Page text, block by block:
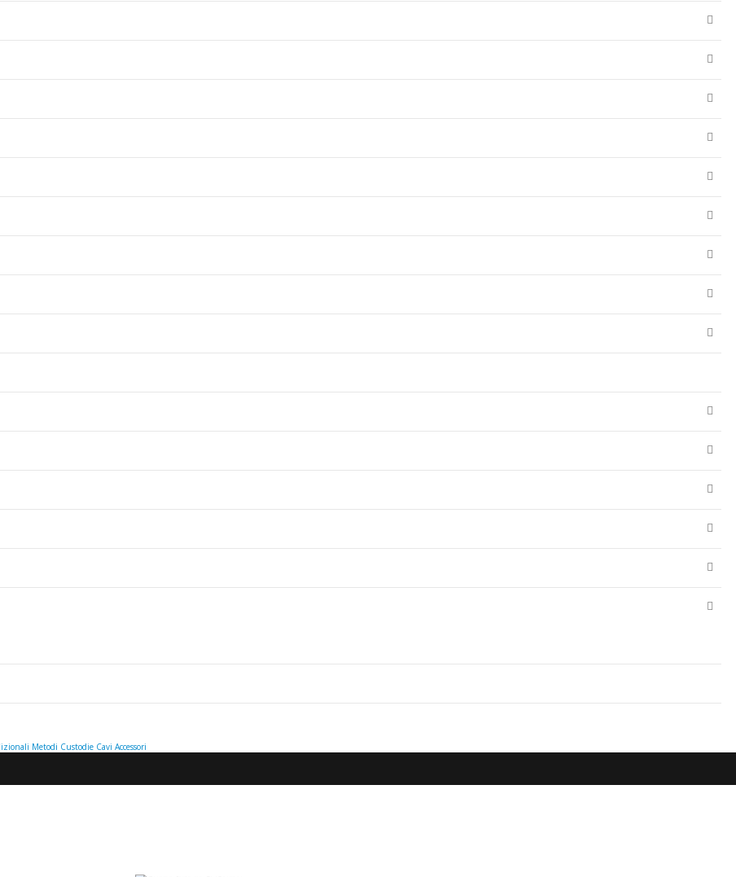
Metodi Custodie Cavi Accessori